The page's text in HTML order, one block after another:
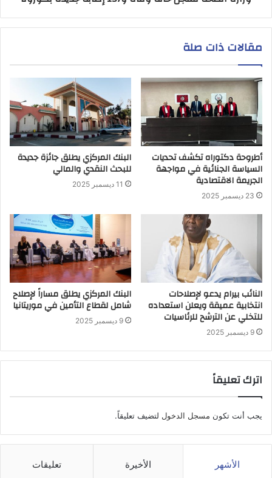
مقالات ذات صلة
أطروحة دكتوراه تكشف تحديات
السياسة الجنائية في مواجهة
الجريمة الاقتصادية
23 ديسمبر 2025
البنك المركزي يطلق جائزة جديدة
للبحث النقدي والمالي
11 ديسمبر 2025
النائب بيرام يدعو لإصلاحات
انتخابية عميقة ويعلن استعداده
للتخلي عن الترشح للرئاسيات
9 ديسمبر 2025
البنك المركزي يطلق مساراً لإصلاح
شامل لقطاع التأمين في موريتانيا
9 ديسمبر 2025
اترك تعليقاً
يجب أنت تكون مسجل الدخول لتضيف تعليقاً.
الأشهر الأخيرة تعليقات